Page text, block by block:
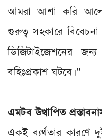
আমরা আশা করি
গুরুত্ব সহকারে
ডিজিটাইজেশনের
বহিঃপ্রকাশ ঘটবে।"
এমটব উত্থাপিত
একই ব্যর্থতার